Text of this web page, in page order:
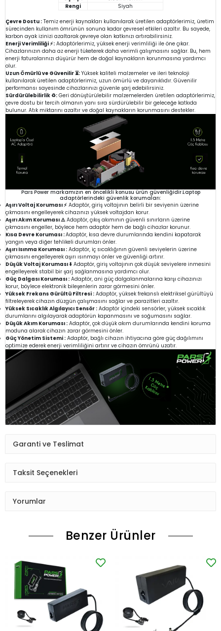
Rengi
Siyah
Çevre Dostu : Temiz enerji kaynakları kullanılarak üretilen adaptörlerimiz, üretim
sürecinden kullanım ömrünün sonuna kadar çevresel etkileri azaltır. Bu sayede,
karbon ayak izinizi azaltarak çevreye olan katkınızı artırabilirsiniz.
Enerji Verimliliği ⚡: Adaptörlerimiz, yüksek enerji verimliliği ile öne çıkar.
Cihazlarınızın daha az enerji tüketerek daha verimli çalışmasını sağlar. Bu, hem
enerji faturalarınızı düşürür hem de doğal kaynakların korunmasına yardımcı
olur.
Uzun Ömürlü ve Güvenilir ⏳: Yüksek kaliteli malzemeler ve ileri teknoloji
kullanılarak üretilen adaptörlerimiz, uzun ömürlü ve dayanıklıdır. Güvenilir
performansı sayesinde cihazlarınızı güvenle şarj edebilirsiniz.
Sürdürülebilirlik ♻️: Geri dönüştürülebilir malzemelerden üretilen adaptörlerimiz,
çevre dostu bir tercih olmanın yanı sıra sürdürülebilir bir geleceğe katkıda
bulunur. Atık miktarını azaltır ve doğal kaynakların korunmasını destekler.
Pars Power markamızın en öncelikli konusu ürün güvenliğidir.Laptop
adaptörlerindeki güvenlik korumaları:
Aşırı Voltaj Koruması ⚡ Adaptör, giriş voltajının belirli bir seviyenin üzerine
çıkmasını engelleyerek cihazınızı yüksek voltajdan korur.
Aşırı Akım Koruması ⚠️Adaptör, çıkış akımının güvenli sınırların üzerine
çıkmasını engeller, böylece hem adaptör hem de bağlı cihazlar korunur.
Kısa Devre Koruması :Adaptör, kısa devre durumlarında kendini kapatarak
yangın veya diğer tehlikeli durumları önler.
Aşırı Isınma Koruması : Adaptör, iç sıcaklığının güvenli seviyelerin üzerine
çıkmasını engelleyerek aşırı ısınmayı önler ve güvenliği artırır.
Düşük Voltaj Koruması ⬇️ Adaptör, giriş voltajının çok düşük seviyelere inmesini
engelleyerek stabil bir şarj sağlanmasına yardımcı olur.
Güç Dalgası Koruması : Adaptör, ani güç dalgalanmalarına karşı cihazınızı
korur, böylece elektronik bileşenlerin zarar görmesini önler.
Yüksek Frekans Gürültü Filtresi : Adaptör, yüksek frekanslı elektriksel gürültüyü
filtreleyerek cihazın düzgün çalışmasını sağlar ve parazitleri azaltır.
Yüksek Sıcaklık Algılayıcı Sensör : Adaptör içindeki sensörler, yüksek sıcaklık
durumlarını algılayarak adaptörün kapanmasını ve soğumasını sağlar.
Düşük Akım Koruması : Adaptör, çok düşük akım durumlarında kendini koruma
moduna alarak cihazın zarar görmesini önler.
Güç Yönetim Sistemi : Adaptör, bağlı cihazın ihtiyacına göre güç dağılımını
optimize ederek enerji verimliliğini artırır ve cihazın ömrünü uzatır.
Garanti ve Teslimat
Taksit Seçenekleri
Yorumlar
Benzer Ürünler